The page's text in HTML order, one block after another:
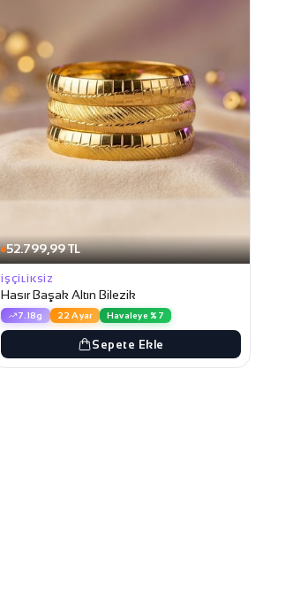
52.799,99 TL
İŞÇILIKSIZ
Hasır Başak Altın Bilezik
7.18g 22 Ayar Havaleye %7
Sepete Ekle